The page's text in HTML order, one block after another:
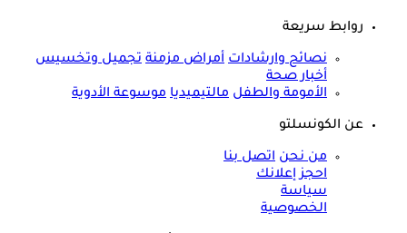
روابط سريعة
نصائح وارشادات أمراض مزمنة تجميل وتخسيس
أخبار صحة
الأمومة والطفل مالتيميديا موسوعة الأدوية
عن الكونسلتو
من نحن اتصل بنا
احجز إعلانك
سياسة
الخصوصية